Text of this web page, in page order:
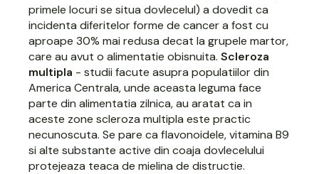
primele locuri se situa dovlecelul) a dovedit ca
incidenta diferitelor forme de cancer a fost cu
aproape 30% mai redusa decat la grupele martor,
care au avut o alimentatie obisnuita.Scleroza
multipla - studii facute asupra populatiilor din
America Centrala, unde aceasta leguma face
parte din alimentatia zilnica, au aratat ca in
aceste zone scleroza multipla este practic
necunoscuta. Se pare ca flavonoidele, vitamina B9
si alte substante active din coaja dovlecelului
protejeaza teaca de mielina de distructie.